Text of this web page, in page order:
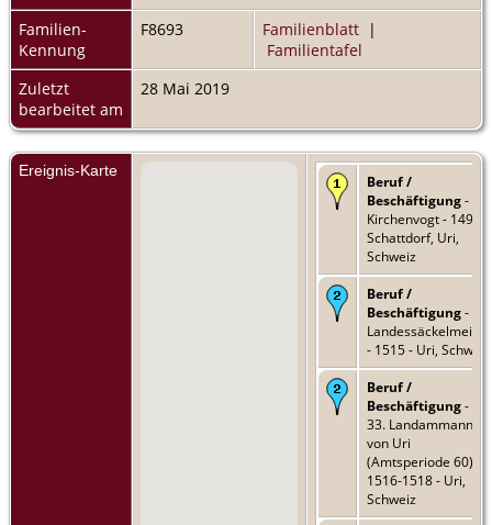
Familien-
Kennung
F8693 Familienblatt |
Familientafel
Zuletzt
bearbeitet am
28 Mai 2019
Ereignis-Karte
Beruf /
Beschäftigung-
Kirchenvogt - 1496 -
Schattdorf, Uri,
Schweiz
Beruf /
Beschäftigung-
- 1515 - Uri, Schweiz
Beruf /
Beschäftigung-
33. Landammann
von Uri
(Amtsperiode 60) -
1516-1518 - Uri,
Schweiz